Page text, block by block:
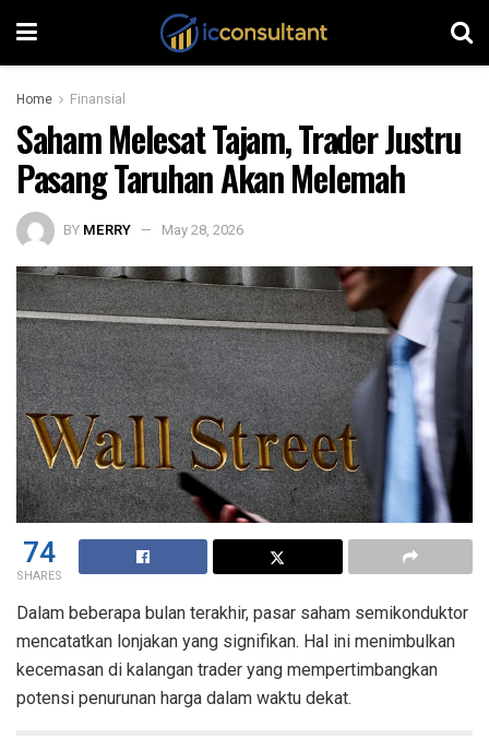
Home Finansial
Saham Melesat Tajam, Trader Justru
Pasang Taruhan Akan Melemah
BY MERRY May 28, 2026
74
SHARES
Dalam beberapa bulan terakhir, pasar saham semikonduktor
mencatatkan lonjakan yang signifikan. Hal ini menimbulkan
kecemasan di kalangan trader yang mempertimbangkan
potensi penurunan harga dalam waktu dekat.